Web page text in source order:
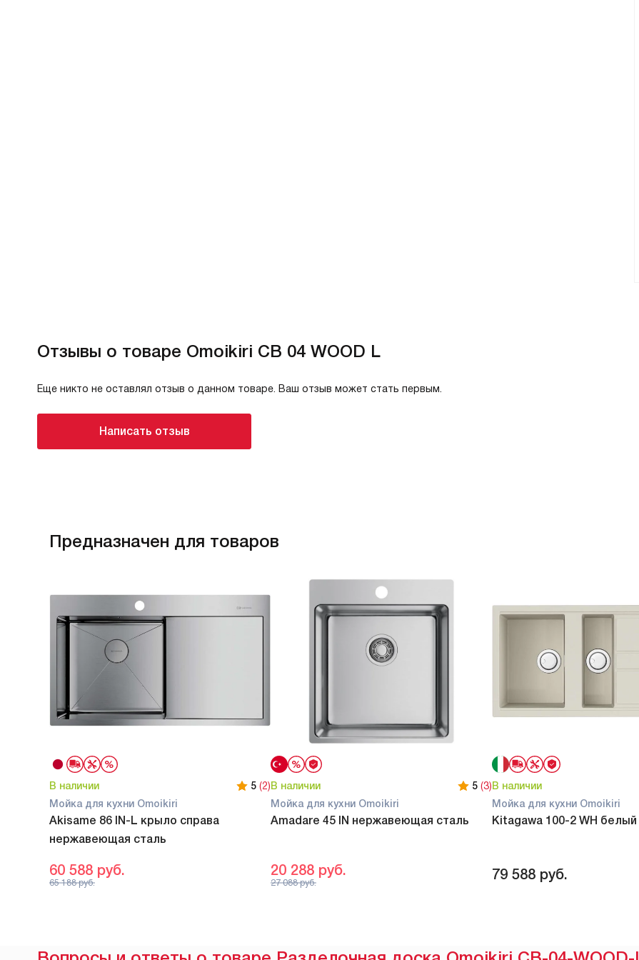
Отзывы о товаре Omoikiri CB 04 WOOD L
Еще никто не оставлял отзыв о данном товаре. Ваш отзыв может стать первым.
Написать отзыв
Предназначен для товаров
В наличии 5 (2)
Мойка для кухни Omoikiri
Akisame 86 IN-L крыло справа
нержавеющая сталь
60 588 руб.
65 188руб.
В наличии 5 (3)
Мойка для кухни Omoikiri
Amadare 45 IN нержавеющая сталь
20 288 руб.
27 088руб.
В наличии
Мойка для кухни Omoikiri
Kitagawa 100-2 WH белый
79 588 руб.